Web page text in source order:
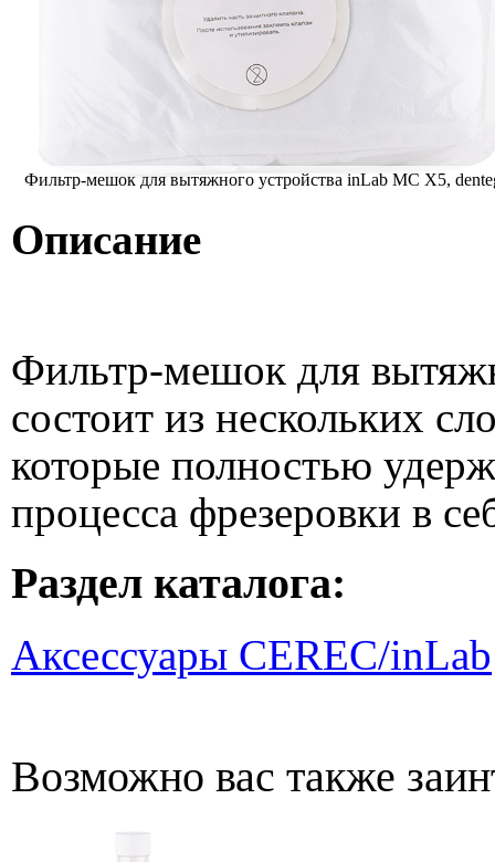
Фильтр-мешок для вытяжного устройства inLab MC X5,
Описание
Фильтр-мешок для
состоит из нескольких
которые полностью
процесса фрезеровки в
Раздел каталога:
Аксессуары CEREC/inLab
Возможно вас также